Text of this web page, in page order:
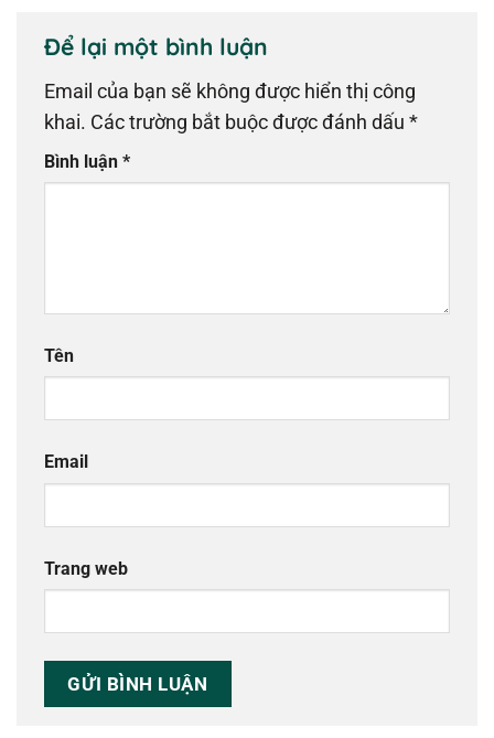
Để lại một bình luận
Email của bạn sẽ không được hiển thị công
khai. Các trường bắt buộc được đánh dấu *
Bình luận *
Tên
Email
Trang web